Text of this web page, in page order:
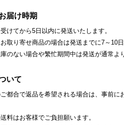
届け時期
けてから5日以内に発送いたします。
取り寄せ商品の場合は発送までに7～10
のない場合や繁忙期間中は発送が通常よ
いて
都合で返品を希望される場合は、事前
料はお客様でご負担願います。